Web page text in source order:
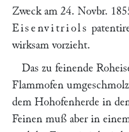
Zweck am 24. Novbr.
Eisenvitriols
wirksam vorzieht.
Das zu feinende
Flammofen
dem Hohofenherde in
Feinen muß aber in